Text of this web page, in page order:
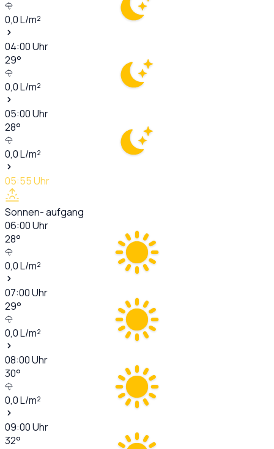
0,0L/m²
04:00Uhr
29°
0,0L/m²
05:00Uhr
28°
0,0L/m²
05:55Uhr
Sonnen- aufgang
06:00Uhr
28°
0,0L/m²
07:00Uhr
29°
0,0L/m²
08:00Uhr
30°
0,0L/m²
09:00Uhr
32°